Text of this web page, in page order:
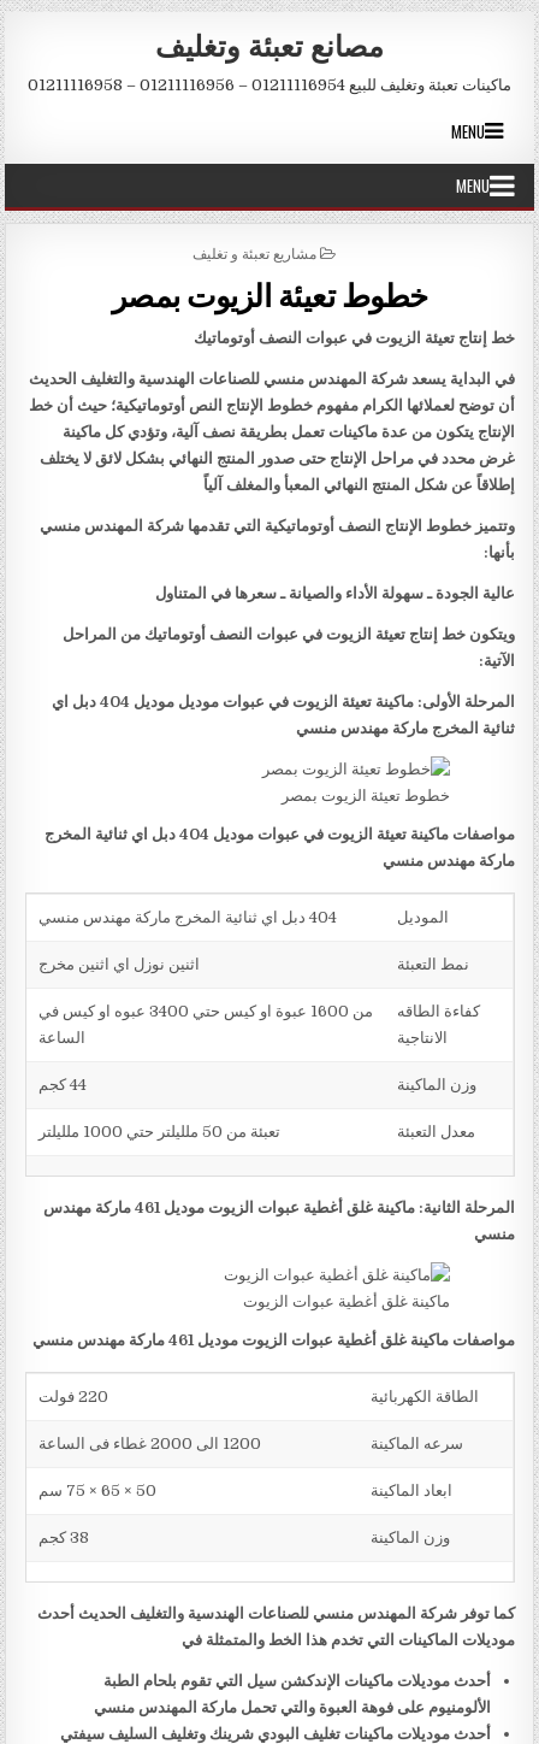
Skip to content
مصانع تعبئة وتغليف
ماكينات تعبئة وتغليف للبيع 01211116954 – 01211116956 – 01211116958
MENU
MENU
POSTED IN
مشاريع تعبئة و تغليف
خطوط تعيئة الزيوت بمصر
خط إنتاج تعيئة الزيوت في عبوات النصف أوتوماتيك
في البداية يسعد شركة المهندس منسي للصناعات الهندسية والتغليف الحديث
أن توضح لعملائها الكرام مفهوم خطوط الإنتاج النص أوتوماتيكية؛ حيث أن خط
الإنتاج يتكون من عدة ماكينات تعمل بطريقة نصف آلية، وتؤدي كل ماكينة
غرض محدد في مراحل الإنتاج حتى صدور المنتج النهائي بشكل لائق لا يختلف
إطلاقاً عن شكل المنتج النهائي المعبأ والمغلف آلياً
وتتميز خطوط الإنتاج النصف أوتوماتيكية التي تقدمها شركة المهندس منسي
بأنها:
عالية الجودة ـ سهولة الأداء والصيانة ـ سعرها في المتناول
ويتكون خط إنتاج تعيئة الزيوت في عبوات النصف أوتوماتيك من المراحل
الآتية:
المرحلة الأولى: ماكينة تعيئة الزيوت في عبوات موديل موديل 404 دبل اي
ثنائية المخرج ماركة مهندس منسي
خطوط تعيئة الزيوت بمصر
مواصفات ماكينة تعيئة الزيوت في عبوات موديل 404 دبل اي ثنائية المخرج
ماركة مهندس منسي
الموديل 404 دبل اي ثنائية المخرج ماركة مهندس منسي
نمط التعبئة اثنين نوزل اي اثنين مخرج
كفاءة الطاقه
الانتاجية
من 1600 عبوة او كيس حتي 3400 عبوه او كيس في
الساعة
وزن الماكينة 44 كجم
معدل التعبئة تعبئة من 50 ملليلتر حتي 1000 ملليلتر
المرحلة الثانية: ماكينة غلق أغطية عبوات الزيوت موديل 461 ماركة مهندس
منسي
ماكينة غلق أغطية عبوات الزيوت
مواصفات ماكينة غلق أغطية عبوات الزيوت موديل 461 ماركة مهندس منسي
الطاقة الكهربائية 220 فولت
سرعه الماكينة 1200 الى 2000 غطاء فى الساعة
ابعاد الماكينة 50 × 65 × 75 سم
وزن الماكينة 38 كجم
كما توفر شركة المهندس منسي للصناعات الهندسية والتغليف الحديث أحدث
موديلات الماكينات التي تخدم هذا الخط والمتمثلة في
أحدث موديلات ماكينات الإندكشن سيل التي تقوم بلحام الطبة
الألومنيوم على فوهة العبوة والتي تحمل ماركة المهندس منسي
أحدث موديلات ماكينات تغليف البودي شرينك وتغليف السليف سيفتي